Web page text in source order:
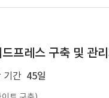
프레스 구축 및 관
기간 45일